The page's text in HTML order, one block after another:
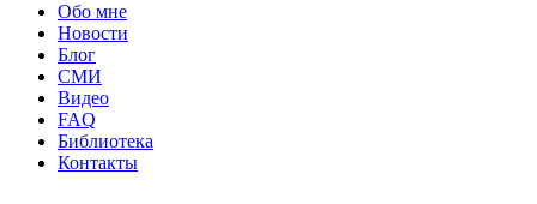
Обо мне
Новости
Блог
СМИ
Видео
FAQ
Библиотека
Контакты